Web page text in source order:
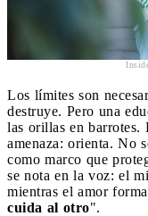
Los límites son
destruye. Pero una
las orillas en
amenaza: orienta. No
como marco que
se nota en la voz: el
mientras el amor
cuida al otro".